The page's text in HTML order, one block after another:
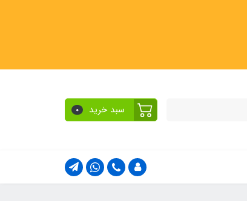
سبد خرید 0